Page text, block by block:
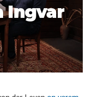
Ingvar